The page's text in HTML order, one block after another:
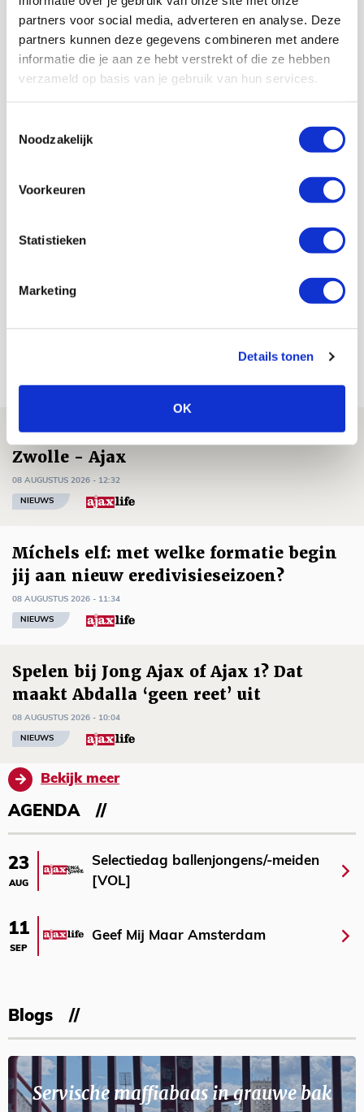
partners voor social media, adverteren en analyse. Deze
partners kunnen deze gegevens combineren met andere
informatie die je aan ze hebt verstrekt of die ze hebben
verzameld op basis van je gebruik van hun services.
Noodzakelijk
Voorkeuren
Statistieken
Marketing
Details tonen
OK
Drie dingen die je moet weten over PEC
Zwolle - Ajax
08 AUGUSTUS 2026 - 12:32
NIEUWS
Míchels elf: met welke formatie begin
jij aan nieuw eredivisieseizoen?
08 AUGUSTUS 2026 - 11:34
NIEUWS
Spelen bij Jong Ajax of Ajax 1? Dat
maakt Abdalla ‘geen reet’ uit
08 AUGUSTUS 2026 - 10:04
NIEUWS
Bekijk meer
AGENDA
23
AUG
Selectiedag ballenjongens/-meiden
[VOL]
11
SEP
Geef Mij Maar Amsterdam
Blogs
Servische maffiabaas in grauwe bak